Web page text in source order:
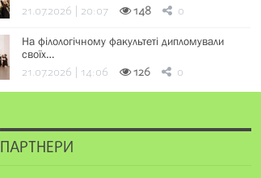
21.07.2026 | 20:07 148 0
На філологічному факультеті дипломували
своїх…
21.07.2026 | 14:06 126 0
ПАРТНЕРИ